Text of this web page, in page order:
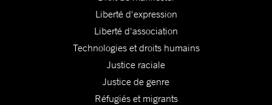
Liberté d'expression
Liberté d'association
Technologies et droits humains
Justice raciale
Justice de genre
Réfugiés et migrants